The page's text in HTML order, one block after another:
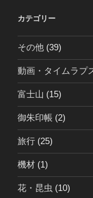
カテゴリー
その他 (39)
動画・タイムラプ
富士山 (15)
御朱印帳 (2)
旅行 (25)
機材 (1)
花・昆虫 (10)